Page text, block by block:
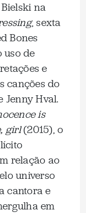
na
, sexta
Bones
uso de
e
canções do
Jenny Hval.
is
girl(2015), o
relação ao
universo
cantora e
em